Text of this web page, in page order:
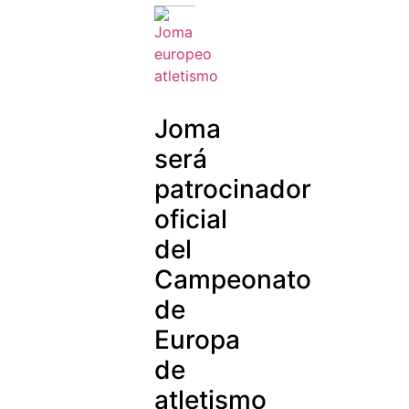
Joma
será
patrocinador
oficial
del
Campeonato
de
Europa
de
atletismo